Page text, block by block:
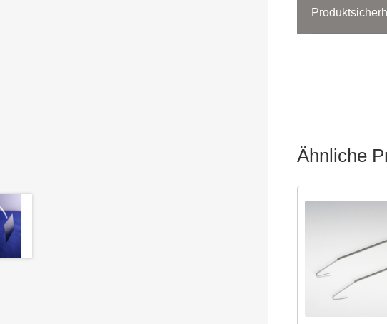
Ähnliche